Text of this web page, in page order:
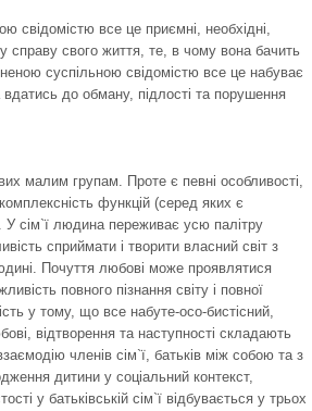
все це приємні, необхідні,
справу свого життя, те, в чому вона бачить
суспільною свідомістю все це набуває
до обману, підлості та порушення
малим групам. Проте є певні особливості,
функцій (серед яких є
У сім`ї людина переживає усю палітру
сприймати і творити власний світ з
Почуття любові може проявлятися
повного пізнання світу і повної
у тому, що все набуте-осо-бистісний,
відтворення та наступності складають
членів сім`ї, батьків між собою та з
дитини у соціальний контекст,
у батьківській сім`ї відбувається у трьох